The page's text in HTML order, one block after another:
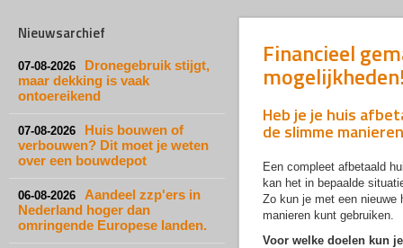
Nieuwsarchief
07-08-2026
Dronegebruik stijgt,
maar dekking is vaak
ontoereikend
07-08-2026
Huis bouwen of
verbouwen? Dit moet je weten
over een bouwdepot
06-08-2026
Aandeel zzp'ers in
Nederland hoger dan
omringende Europese landen.
Financieel
Heb je je huis
de slimme
Een compleet afbetaald
kan het in bepaalde
Zo kun je met een nieuwe
manieren kunt gebruiken.
Voor welke doelen kun